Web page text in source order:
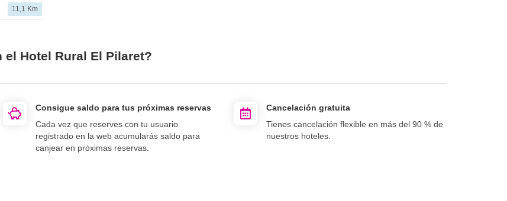
11,1 Km
Hotel Rural El Pilaret?
Consigue saldo para tus próximas reservas
Cada vez que reserves con tu usuario
registrado en la web acumularás saldo para
canjear en próximas reservas.
Cancelación gratuita
Tienes cancelación flexible en más del 90 % de
nuestros hoteles.